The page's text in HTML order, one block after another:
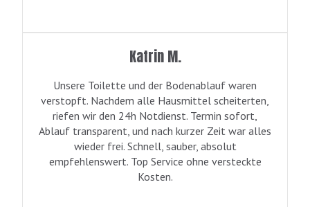
Katrin M.
Unsere Toilette und der Bodenablauf waren
verstopft. Nachdem alle Hausmittel scheiterten,
riefen wir den 24h Notdienst. Termin sofort,
Ablauf transparent, und nach kurzer Zeit war alles
wieder frei. Schnell, sauber, absolut
empfehlenswert. Top Service ohne versteckte
Kosten.